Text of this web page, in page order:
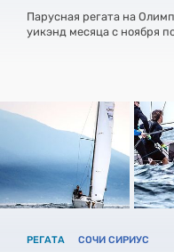
Парусная регата на
уикэнд месяца с ноября
РЕГАТА СОЧИ СИРИУС